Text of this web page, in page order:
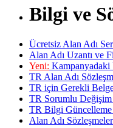
Bilgi ve
Ücretsiz Alan Adı
Alan Adı Uzantı ve
Yeni: Kampanyadaki
TR Alan Adı
TR için Gerekli
TR Sorumlu
TR Bilgi Güncelleme
Alan Adı